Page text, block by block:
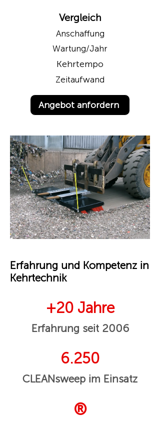
Vergleich
Anschaffung
Wartung/Jahr
Kehrtempo
Zeitaufwand
Angebot anfordern
Erfahrung und Kompetenz in
Kehrtechnik
+20 Jahre
Erfahrung seit 2006
6.250
CLEANsweep im Einsatz
®